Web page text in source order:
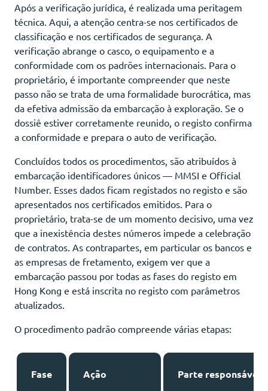
Após a verificação jurídica, é realizada uma peritagem
técnica. Aqui, a atenção centra-se nos certificados de
classificação e nos certificados de segurança. A
verificação abrange o casco, o equipamento e a
conformidade com os padrões internacionais. Para o
proprietário, é importante compreender que neste
passo não se trata de uma formalidade burocrática, mas
da efetiva admissão da embarcação à exploração. Se o
dossiê estiver corretamente reunido, o registo confirma
a conformidade e prepara o auto de verificação.
Concluídos todos os procedimentos, são atribuídos à
embarcação identificadores únicos — MMSI e Official
Number. Esses dados ficam registados no registo e são
apresentados nos certificados emitidos. Para o
proprietário, trata-se de um momento decisivo, uma vez
que a inexistência destes números impede a celebração
de contratos. As contrapartes, em particular os bancos e
as empresas de fretamento, exigem ver que a
embarcação passou por todas as fases do registo em
Hong Kong e está inscrita no registo com parâmetros
atualizados.
O procedimento padrão compreende várias etapas:
Fase Ação Parte responsável